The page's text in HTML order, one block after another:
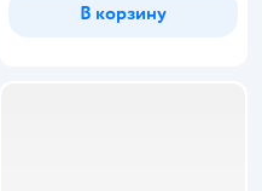
В корзину